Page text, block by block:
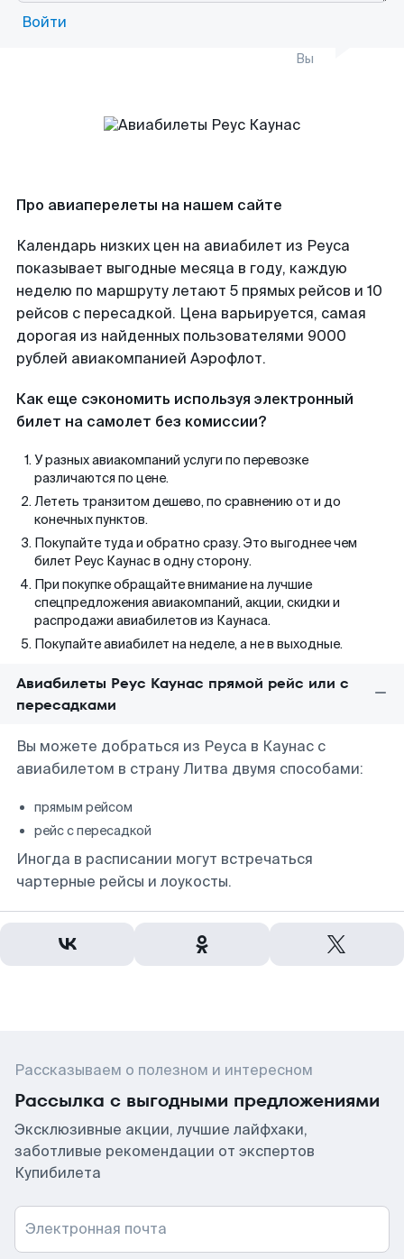
Войти
Вы
Про авиаперелеты на нашем сайте
Календарь низких цен на авиабилет из Реуса
показывает выгодные месяца в году, каждую
неделю по маршруту летают 5 прямых рейсов и 10
рейсов с пересадкой. Цена варьируется, самая
дорогая из найденных пользователями 9000
рублей авиакомпанией Аэрофлот.
Как еще сэкономить используя электронный
билет на самолет без комиссии?
У разных авиакомпаний услуги по перевозке
различаются по цене.
Лететь транзитом дешево, по сравнению от и до
конечных пунктов.
Покупайте туда и обратно сразу. Это выгоднее чем
билет Реус Каунас в одну сторону.
При покупке обращайте внимание на лучшие
спецпредложения авиакомпаний, акции, скидки и
распродажи авиабилетов из Каунаса.
Покупайте авиабилет на неделе, а не в выходные.
Авиабилеты Реус Каунас прямой рейс или с
пересадками
Вы можете добраться из Реуса в Каунас с
авиабилетом в страну Литва двумя способами:
прямым рейсом
рейс с пересадкой
Иногда в расписании могут встречаться
чартерные рейсы и лоукосты.
Рассказываем о полезном и интересном
Рассылка с выгодными предложениями
Эксклюзивные акции, лучшие лайфхаки,
заботливые рекомендации от экспертов
Купибилета
Электронная почта